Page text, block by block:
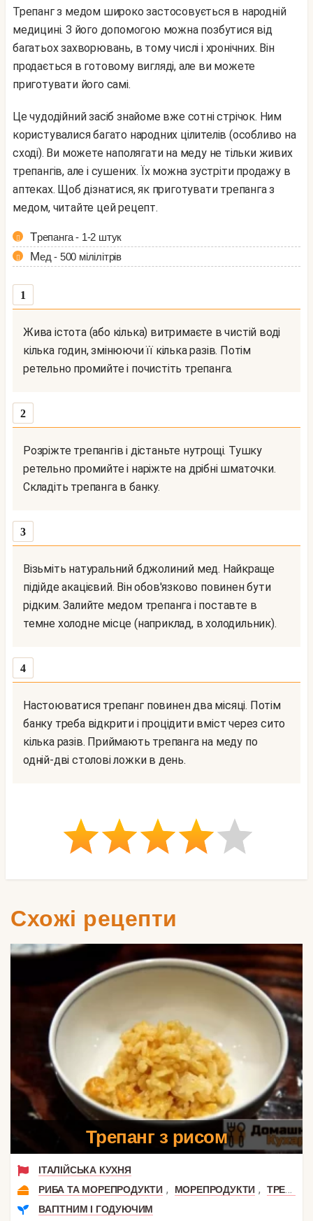
Трепанг з медом широко застосовується в народній
медицині. З його допомогою можна позбутися від
багатьох захворювань, в тому числі і хронічних. Він
продається в готовому вигляді, але ви можете
приготувати його самі.
Це чудодійний засіб знайоме вже сотні стрічок. Ним
користувалися багато народних цілителів (особливо на
сході). Ви можете наполягати на меду не тільки живих
трепангів, але і сушених. Їх можна зустріти продажу в
аптеках. Щоб дізнатися, як приготувати трепанга з
медом, читайте цей рецепт.
Трепанга - 1-2 штук
Мед - 500 мілілітрів
1
Жива істота (або кілька) витримаєте в чистій воді
кілька годин, змінюючи її кілька разів. Потім
ретельно промийте і почистіть трепанга.
2
Розріжте трепангів і дістаньте нутрощі. Тушку
ретельно промийте і наріжте на дрібні шматочки.
Складіть трепанга в банку.
3
Візьміть натуральний бджолиний мед. Найкраще
підійде акацієвий. Він обов'язково повинен бути
рідким. Залийте медом трепанга і поставте в
темне холодне місце (наприклад, в холодильник).
4
Настоюватися трепанг повинен два місяці. Потім
банку треба відкрити і процідити вміст через сито
кілька разів. Приймають трепанга на меду по
одній-дві столові ложки в день.
Схожі рецепти
Трепанг з рисом
ІТАЛІЙСЬКА КУХНЯ
РИБА ТА МОРЕПРОДУКТИ , МОРЕПРОДУКТИ ,
ТРЕПАНГА
ВАГІТНИМ І ГОДУЮЧИМ